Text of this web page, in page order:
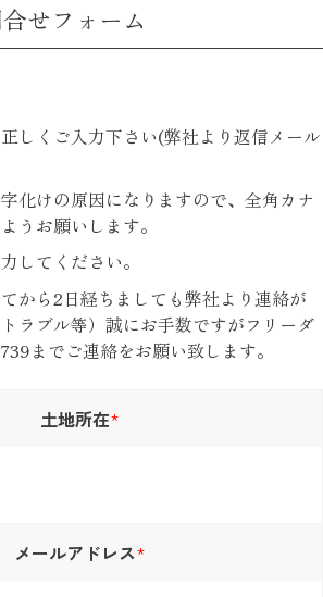
せフォーム
しくご入力下さい(弊社より返信メール
化けの原因になりますので、全角カナ
うお願いします。
してください。
から2日経ちましても弊社より連絡が
ラブル等）誠にお手数ですがフリーダ
までご連絡をお願い致します。
土地所在
メールアドレス